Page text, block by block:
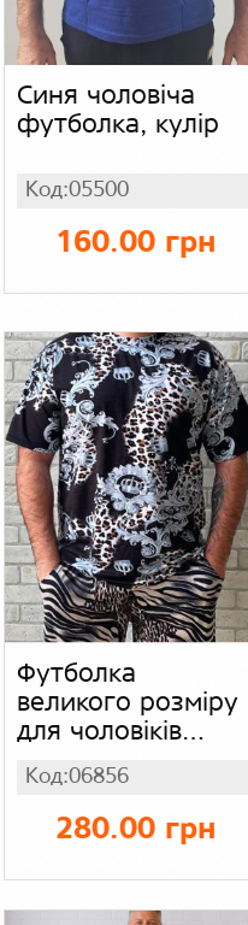
Синя чоловіча
футболка, кулір
Код:05500
160.00 грн
Футболка
великого розміру
для чоловіків
супер батал,
стрейч віскоза
преміум клас,
чорно-блакитний
принт корона
Код:06856
280.00 грн